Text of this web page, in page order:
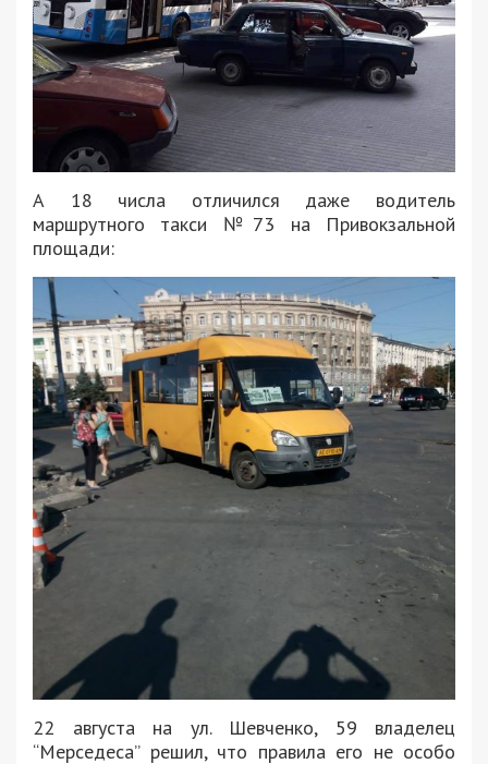
А 18 числа отличился даже водитель
маршрутного такси №73 на Привокзальной
площади:
22 августа на ул. Шевченко, 59 владелец
“Мерседеса” решил, что правила его не особо